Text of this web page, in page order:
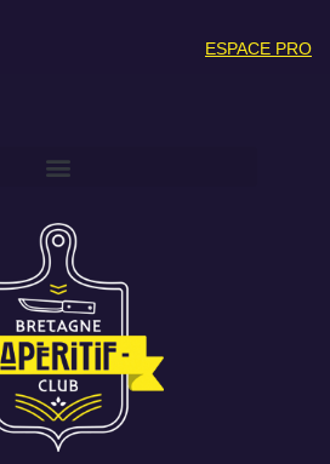
ESPACE PRO